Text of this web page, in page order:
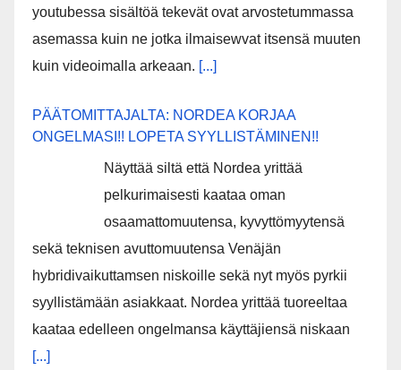
youtubessa sisältöä tekevät ovat arvostetummassa
asemassa kuin ne jotka ilmaisewvat itsensä muuten
kuin videoimalla arkeaan. [...]
PÄÄTOMITTAJALTA: NORDEA KORJAA
ONGELMASI!! LOPETA SYYLLISTÄMINEN!!
Näyttää siltä että Nordea yrittää
pelkurimaisesti kaataa oman
osaamattomuutensa, kyvyttömyytensä
sekä teknisen avuttomuutensa Venäjän
hybridivaikuttamsen niskoille sekä nyt myös pyrkii
syyllistämään asiakkaat. Nordea yrittää tuoreeltaa
kaataa edelleen ongelmansa käyttäjiensä niskaan
[...]